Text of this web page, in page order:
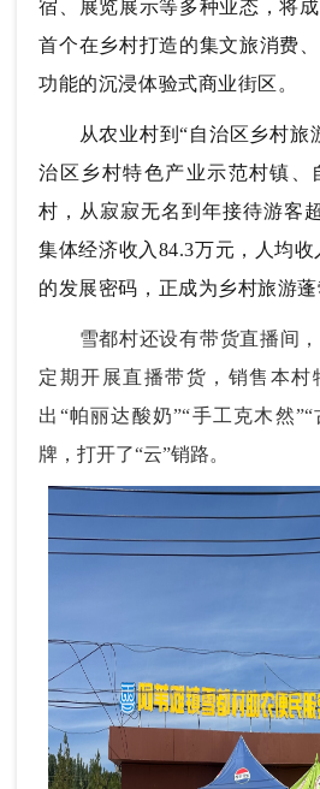
宿、展览展示等多种业态，将
首个在乡村打造的集文旅消费
功能的沉浸体验式商业街区。
从农业村到“自治区乡村旅
治区乡村特色产业示范村镇、
村，从寂寂无名到年接待游客
集体经济收入84.3万元，人均
的发展密码，正成为乡村旅游蓬
雪都村还设有带货直播间，
定期开展直播带货，销售本村
出“帕丽达酸奶”“手工克木然
牌，打开了“云”销路。